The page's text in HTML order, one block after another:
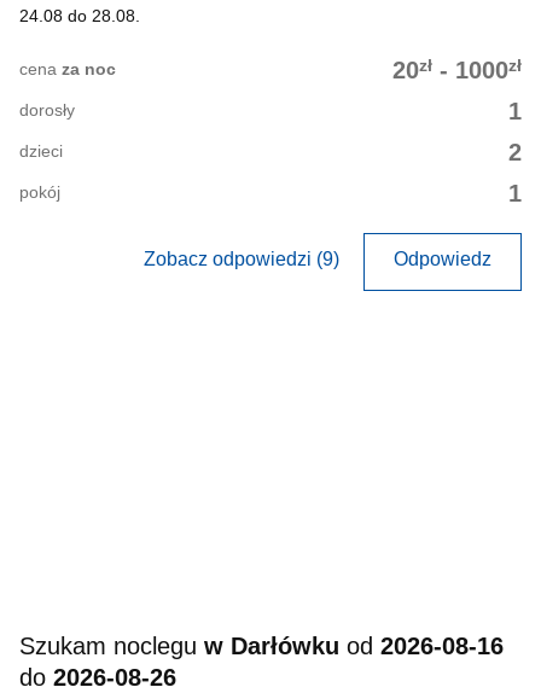
24.08 do 28.08.
20zł - 1000zł
cena za noc
1
dorosły
2
dzieci
1
pokój
Zobacz odpowiedzi (9) Odpowiedz
Szukam noclegu w Darłówku od 2026-08-16
do 2026-08-26